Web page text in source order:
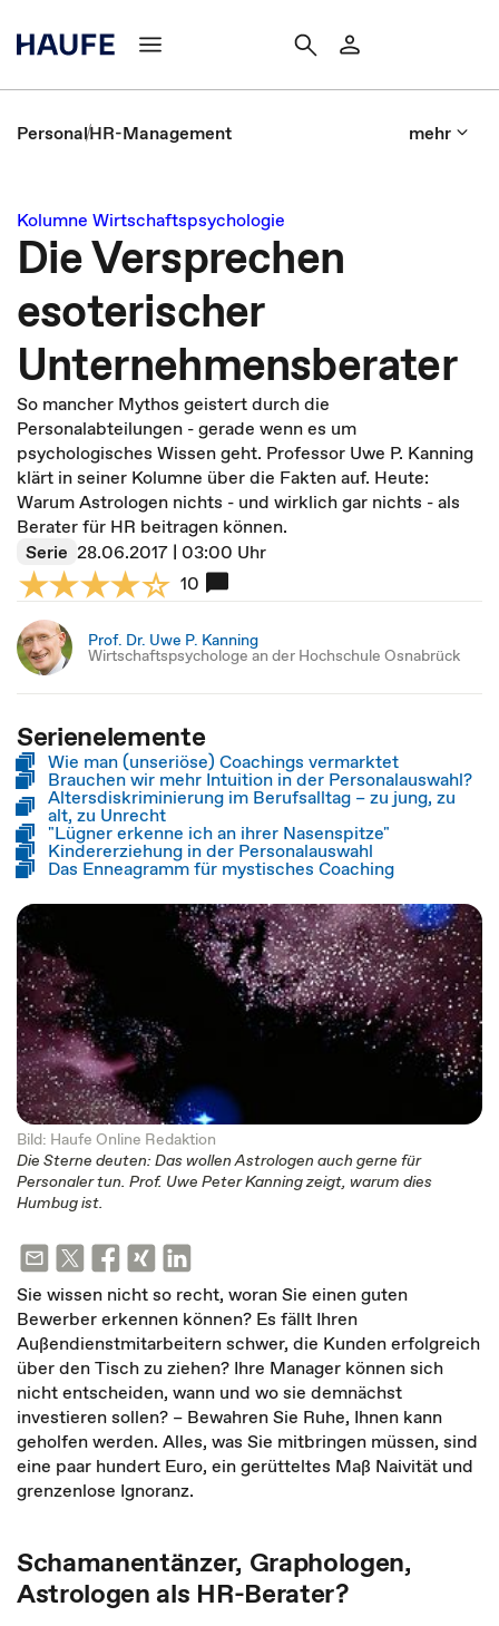
PersonalHR-Management mehr
Kolumne Wirtschaftspsychologie
Die Versprechen
esoterischer
Unternehmensberater
So mancher Mythos geistert durch die
Personalabteilungen - gerade wenn es um
psychologisches Wissen geht. Professor Uwe P. Kanning
klärt in seiner Kolumne über die Fakten auf. Heute:
Warum Astrologen nichts - und wirklich gar nichts - als
Berater für HR beitragen können.
Serie 28.06.2017 | 03:00 Uhr
10
Prof. Dr. Uwe P. Kanning
Wirtschaftspsychologe an der Hochschule Osnabrück
Serienelemente
Wie man (unseriöse) Coachings vermarktet
Brauchen wir mehr Intuition in der Personalauswahl?
Altersdiskriminierung im Berufsalltag – zu jung, zu
alt, zu Unrecht
"Lügner erkenne ich an ihrer Nasenspitze"
Kindererziehung in der Personalauswahl
Das Enneagramm für mystisches Coaching
Bild: Haufe Online Redaktion
Die Sterne deuten: Das wollen Astrologen auch gerne für
Personaler tun. Prof. Uwe Peter Kanning zeigt, warum dies
Humbug ist.
Sie wissen nicht so recht, woran Sie einen guten
Bewerber erkennen können? Es fällt Ihren
Außendienstmitarbeitern schwer, die Kunden erfolgreich
über den Tisch zu ziehen? Ihre Manager können sich
nicht entscheiden, wann und wo sie demnächst
investieren sollen? – Bewahren Sie Ruhe, Ihnen kann
geholfen werden. Alles, was Sie mitbringen müssen, sind
eine paar hundert Euro, ein gerütteltes Maß Naivität und
grenzenlose Ignoranz.
Schamanentänzer, Graphologen,
Astrologen als HR-Berater?